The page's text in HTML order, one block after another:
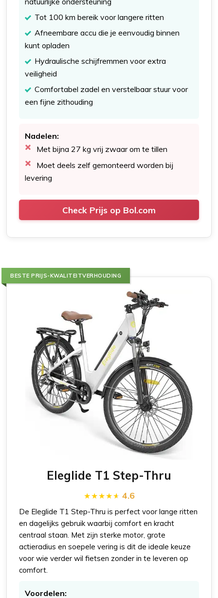
Tot 100 km bereik voor langere ritten
Afneembare accu die je eenvoudig binnen
kunt opladen
Hydraulische schijfremmen voor extra
veiligheid
Comfortabel zadel en verstelbaar stuur voor
een fijne zithouding
Nadelen:
Met bijna 27 kg vrij zwaar om te tillen
Moet deels zelf gemonteerd worden bij
levering
Check Prijs op Bol.com
BESTE PRIJS-KWALITEITVERHOUDING
Eleglide T1 Step-Thru
4.6
De Eleglide T1 Step-Thru is perfect voor lange ritten
en dagelijks gebruik waarbij comfort en kracht
centraal staan. Met zijn sterke motor, grote
actieradius en soepele vering is dit de ideale keuze
voor wie verder wil fietsen zonder in te leveren op
comfort.
Voordelen: